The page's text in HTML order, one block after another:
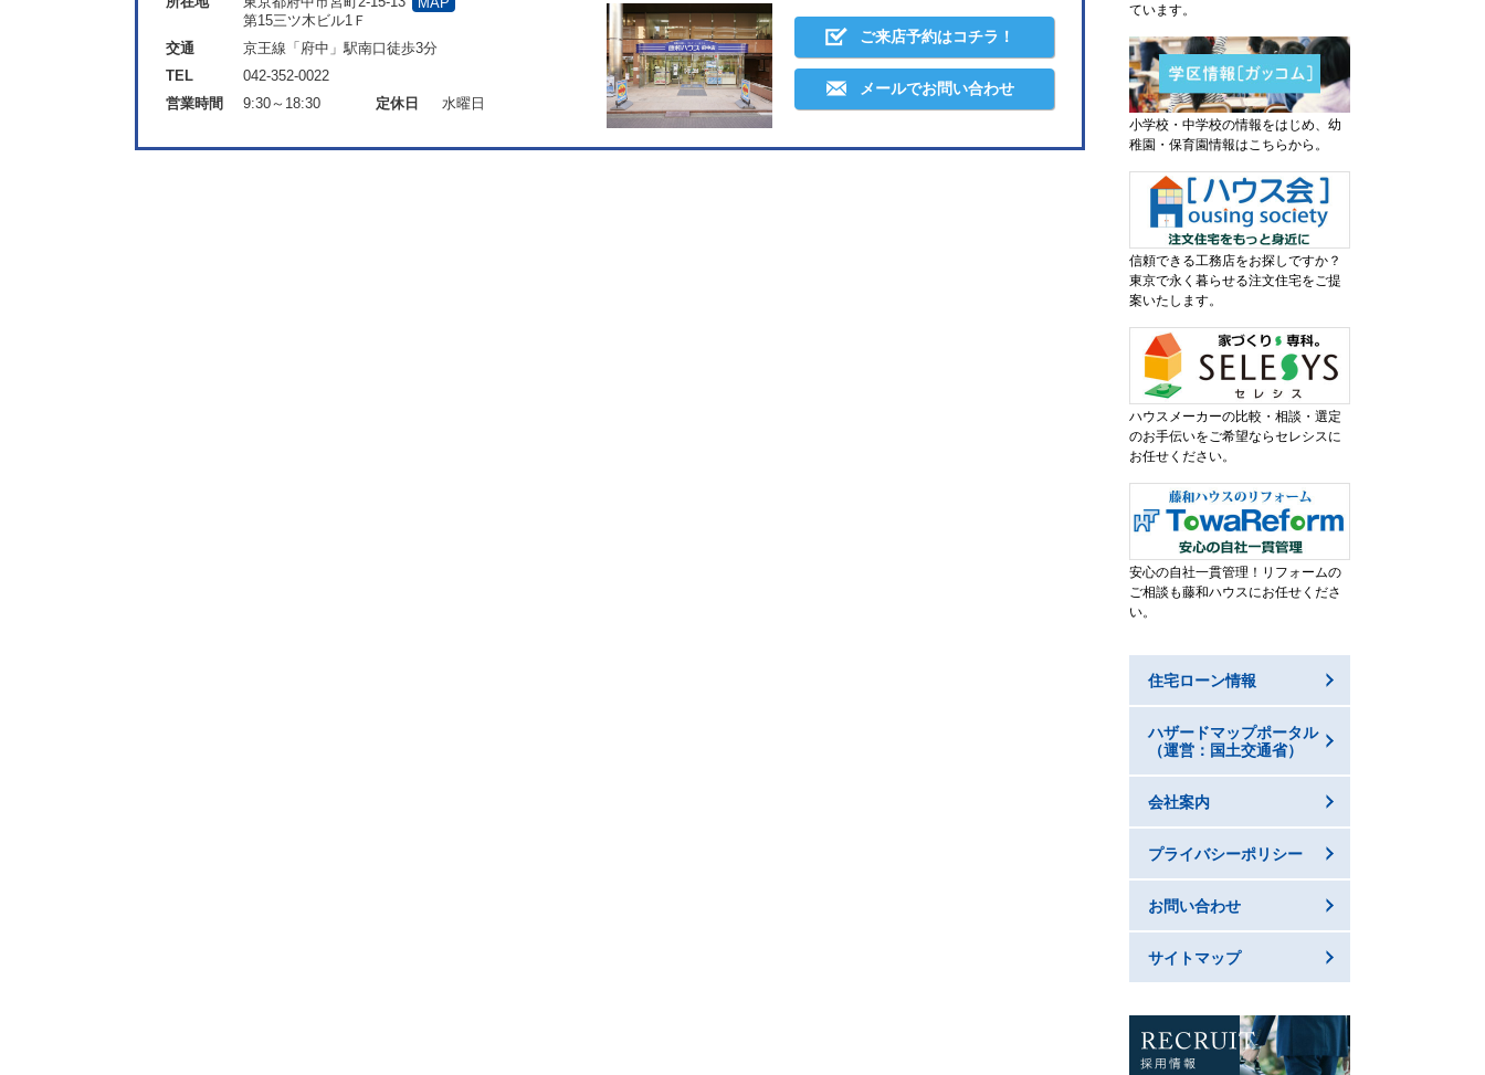
第15三ツ木ビル1Ｆ
交通
京王線「府中」駅南口徒歩3分
TEL
042-352-0022
営業時間
9:30～18:30 定休日 水曜日
ご来店予約はコチラ！
メールでお問い合わせ
ています。
小学校・中学校の情報をはじめ、幼
稚園・保育園情報はこちらから。
信頼できる工務店をお探しですか？
東京で永く暮らせる注文住宅をご提
案いたします。
ハウスメーカーの比較・相談・選定
のお手伝いをご希望ならセレシスに
お任せください。
安心の自社一貫管理！リフォームの
ご相談も藤和ハウスにお任せくださ
い。
住宅ローン情報
ハザードマップポータル
（運営：国土交通省）
会社案内
プライバシーポリシー
お問い合わせ
サイトマップ